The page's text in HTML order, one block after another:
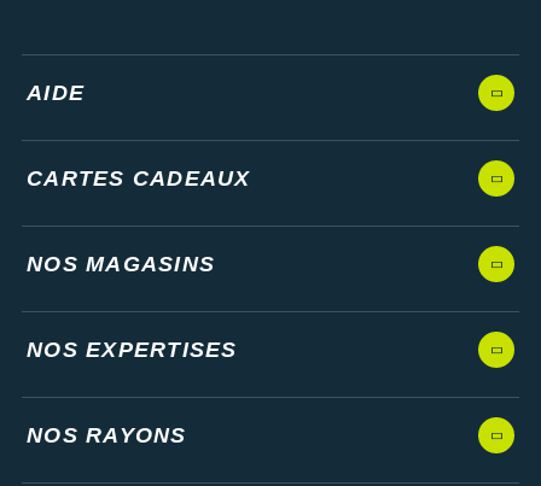
AIDE
CARTES CADEAUX
NOS MAGASINS
NOS EXPERTISES
NOS RAYONS